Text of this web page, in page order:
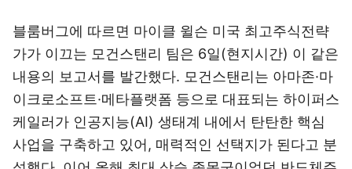
블룸버그에 따르면 마이클 윌슨 미국 최고주식전략
가가 이끄는 모건스탠리 팀은 6일(현지시간) 이 같은
내용의 보고서를 발간했다. 모건스탠리는 아마존·마
이크로소프트·메타플랫폼 등으로 대표되는 하이퍼스
케일러가 인공지능(AI) 생태계 내에서 탄탄한 핵심
사업을 구축하고 있어, 매력적인 선택지가 된다고 분